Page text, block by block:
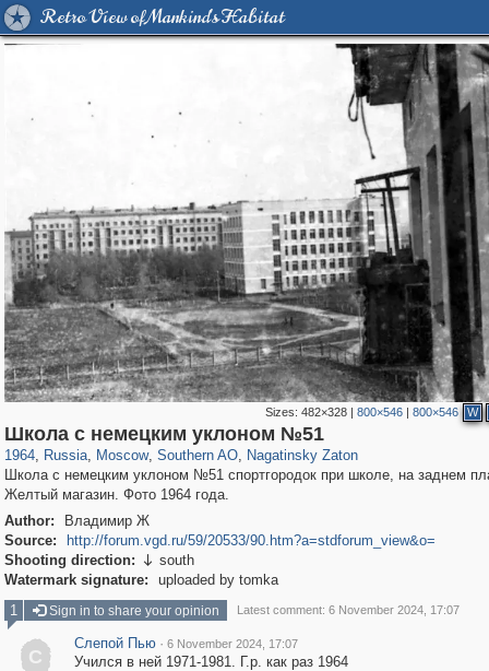
Retro View of Mankind's Habitat
Sizes:482×328 |800×546 |800×546 W
Школа с немецким уклоном №51
1964, Russia
1,406,161 29,243
, Moscow
319,779 8,286
, Southern AO
21,637 390
, Nagatinsky Zaton
3,132 95
Школа с немецким уклоном №51 спортгородок при школе, на заднем
Желтый магазин. Фото 1964 года.
Author:
Владимир Ж
Source:
http://forum.vgd.ru/59/20533/90.htm?a=stdforum_view&o=
Shooting direction:  south
Watermark signature:
uploaded by tomka
1
Sign in to share your opinion Latest comment: 6 November 2024, 17:07
С
Слепой Пью · 6 November 2024, 17:07
Учился в ней 1971-1981. Г.р. как раз 1964